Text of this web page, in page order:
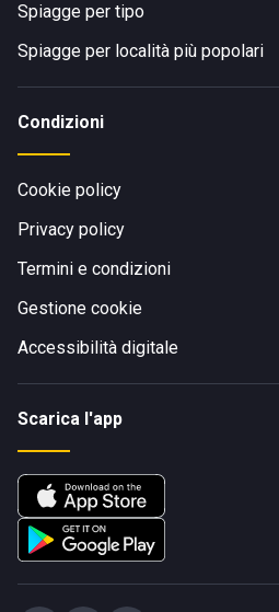
Spiagge per tipo
Spiagge per località più popolari
Condizioni
Cookie policy
Privacy policy
Termini e condizioni
Gestione cookie
Accessibilità digitale
Scarica l'app